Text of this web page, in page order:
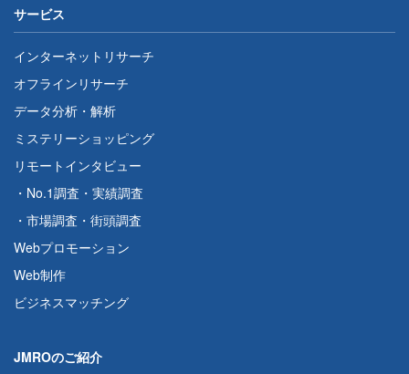
サービス
インターネットリサーチ
オフラインリサーチ
データ分析・解析
ミステリーショッピング
リモートインタビュー
・ No.1調査 ・ 実績調査
・ 市場調査 ・ 街頭調査
Webプロモーション
Web制作
ビジネスマッチング
JMROのご紹介